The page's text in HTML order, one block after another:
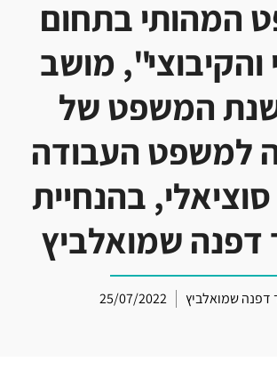
המהותי בתחום
והקיבוצי", מושב
המשפט של
למשפט העבודה
סוציאלי, בהנחיית
דפנה שמואלביץ
דפנה שמואלביץ 25/07/2022